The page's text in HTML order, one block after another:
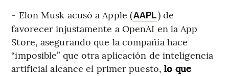
- Elon Musk acusó a Apple (AAPL) de
favorecer injustamente a OpenAI en la App
Store, asegurando que la compañía hace
“imposible” que otra aplicación de inteligencia
artificial alcance el primer puesto,lo que